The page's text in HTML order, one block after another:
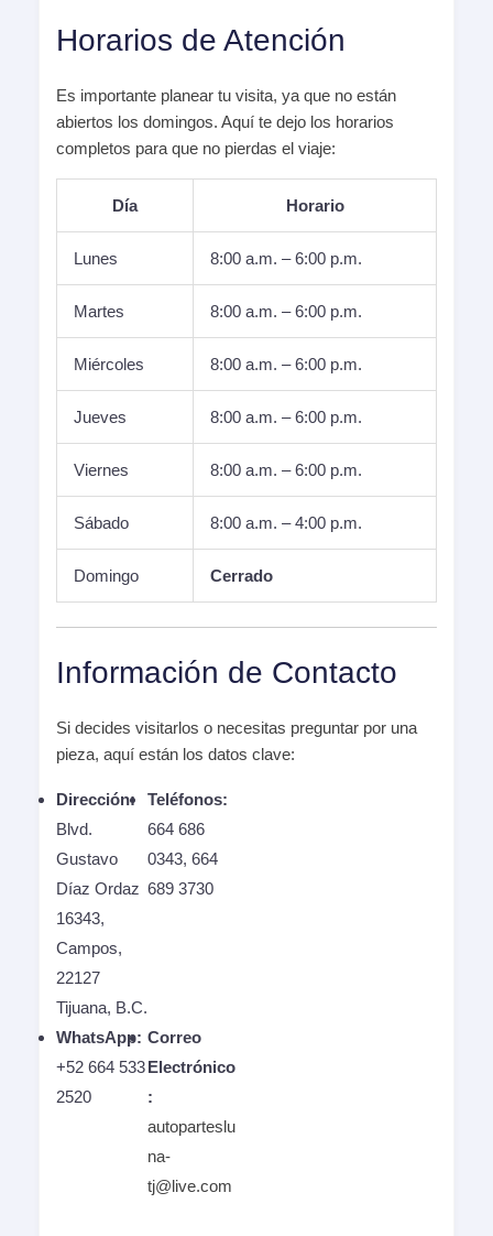
Horarios de Atención
Es importante planear tu visita, ya que no están
abiertos los domingos. Aquí te dejo los horarios
completos para que no pierdas el viaje:
Día Horario
Lunes 8:00 a.m. – 6:00 p.m.
Martes 8:00 a.m. – 6:00 p.m.
Miércoles 8:00 a.m. – 6:00 p.m.
Jueves 8:00 a.m. – 6:00 p.m.
Viernes 8:00 a.m. – 6:00 p.m.
Sábado 8:00 a.m. – 4:00 p.m.
Domingo Cerrado
Información de Contacto
Si decides visitarlos o necesitas preguntar por una
pieza, aquí están los datos clave:
Dirección:
Blvd.
Gustavo
Díaz Ordaz
16343,
Campos,
22127
Tijuana, B.C.
Teléfonos:
664 686
0343, 664
689 3730
WhatsApp:
+52 664 533
2520
Correo
Electrónico
:
autoparteslu
na-
tj@live.com